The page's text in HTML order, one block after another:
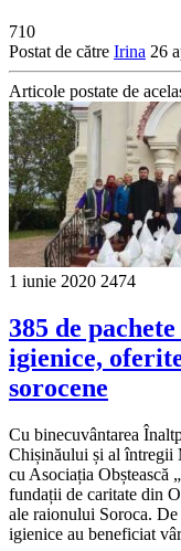
710
Postat de către Irina 26
Articole postate de
1 iunie 2020 2474
385 de
igienice,
sorocene
Cu binecuvântarea
Chișinăului și al întregii
cu Asociația Obștească
fundații de caritate din
ale raionului Soroca. De
igienice au beneficiat